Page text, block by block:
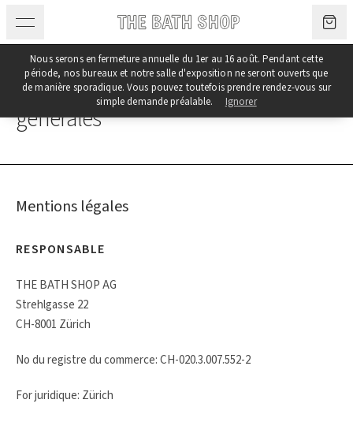
Nous serons en fermeture annuelle du 1er au 16 août. Pendant cette
période, nos bureaux et notre salle d'exposition ne seront ouverts que
de manière sporadique. Vous pouvez toutefois prendre rendez-vous sur
simple demande préalable.
Ignorer
Mentions légales & Conditions
générales
Mentions légales
RESPONSABLE
THE BATH SHOP AG
Strehlgasse 22
CH-8001 Zürich
No du registre du commerce: CH-020.3.007.552-2
For juridique: Zürich